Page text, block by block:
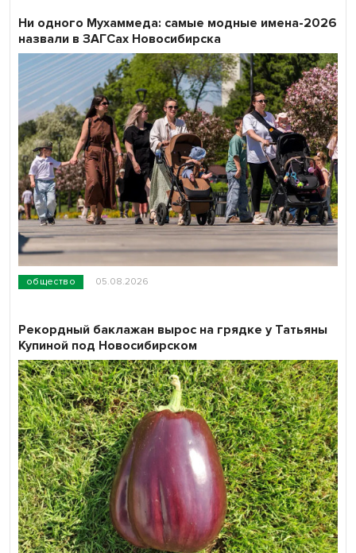
общество 05.08.2026
Ни одного Мухаммеда: самые модные имена-2026
назвали в ЗАГСах Новосибирска
Рекордный баклажан вырос на грядке у Татьяны
Купиной под Новосибирском